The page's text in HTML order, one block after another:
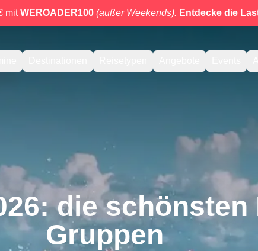
mitWEROADER100 (außer Weekends). Entdecke die
die schönsten
Gruppen